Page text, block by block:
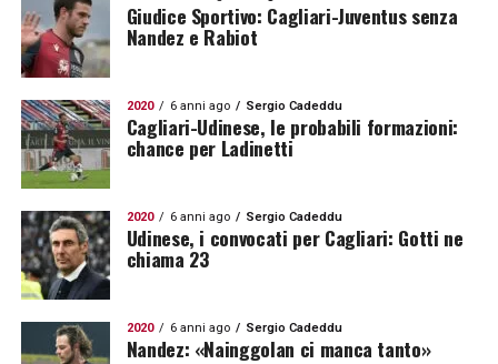
Giudice Sportivo: Cagliari-Juventus senza
Nandez e Rabiot
2020 6 anni ago Sergio Cadeddu
Cagliari-Udinese, le probabili formazioni:
chance per Ladinetti
2020 6 anni ago Sergio Cadeddu
Udinese, i convocati per Cagliari: Gotti ne
chiama 23
2020 6 anni ago Sergio Cadeddu
Nandez: «Nainggolan ci manca tanto»